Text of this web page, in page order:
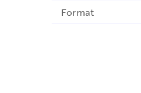
Format